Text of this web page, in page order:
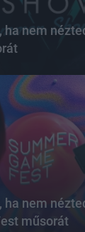
ha nem
ha nem
műsorát